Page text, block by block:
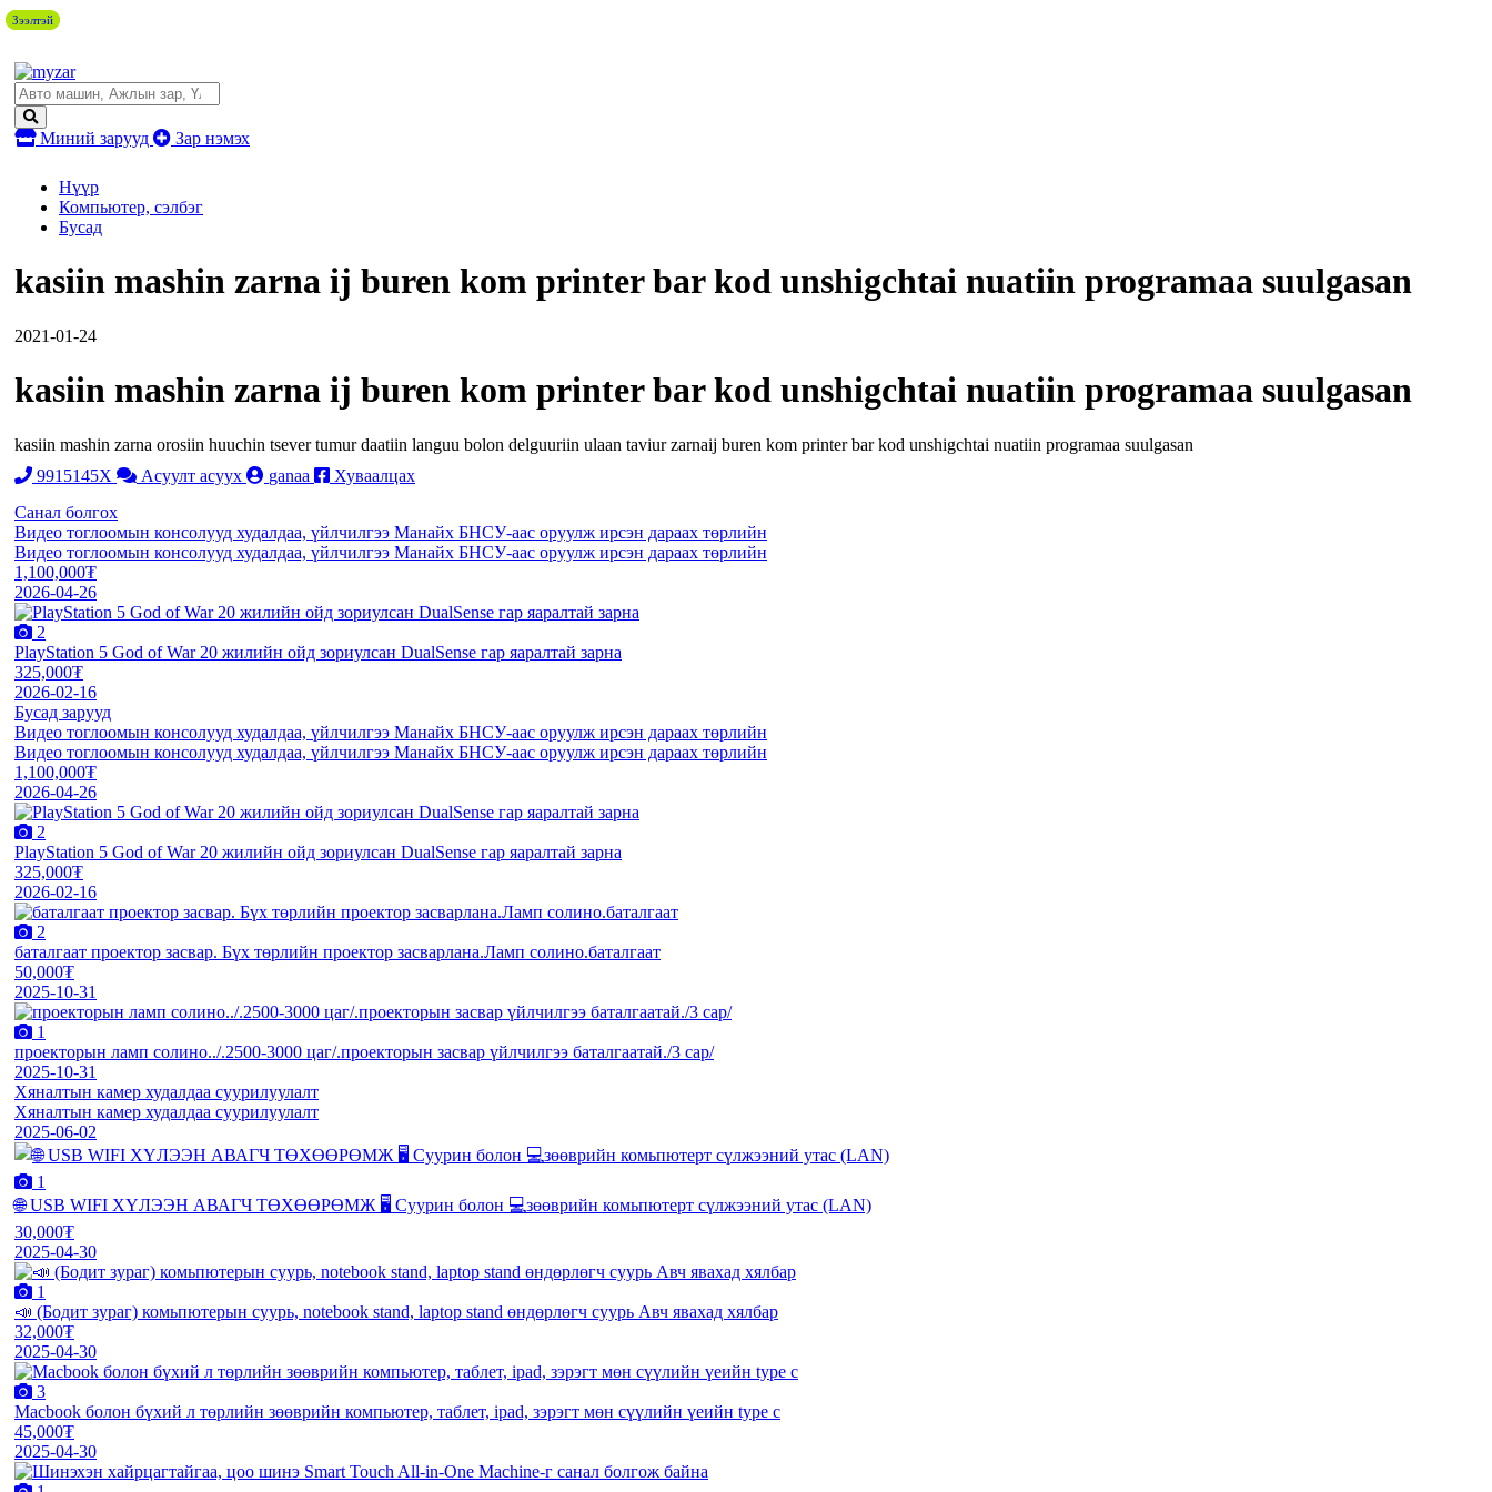
Миний зарууд Зар нэмэх
Нүүр
Компьютер, сэлбэг
Бусад
kasiin mashin zarna ij buren kom printer bar kod unshigchtai nuatiin programaa suulgasan
2021-01-24
kasiin mashin zarna ij buren kom printer bar kod unshigchtai nuatiin programaa suulgasan
kasiin mashin zarna orosiin huuchin tsever tumur daatiin languu bolon delguuriin ulaan taviur zarnaij buren kom printer bar kod unshigchtai nuatiin programaa suulgasan
9915145X
Асуулт асуух ganaa
Хуваалцах
Санал болгох
Видео тоглоомын консолууд худалдаа, үйлчилгээ Манайх БНСУ-аас оруулж ирсэн дараах төрлийн
Зээлтэй
Видео тоглоомын консолууд худалдаа, үйлчилгээ Манайх БНСУ-аас оруулж ирсэн дараах төрлийн
1,100,000₮
2026-04-26
2
PlayStation 5 God of War 20 жилийн ойд зориулсан DualSense гар яаралтай зарна
325,000₮
2026-02-16
Бусад зарууд
Видео тоглоомын консолууд худалдаа, үйлчилгээ Манайх БНСУ-аас оруулж ирсэн дараах төрлийн
Зээлтэй
Видео тоглоомын консолууд худалдаа, үйлчилгээ Манайх БНСУ-аас оруулж ирсэн дараах төрлийн
1,100,000₮
2026-04-26
2
PlayStation 5 God of War 20 жилийн ойд зориулсан DualSense гар яаралтай зарна
325,000₮
2026-02-16
2
баталгаат проектор засвар. Бүх төрлийн проектор засварлана.Ламп солино.баталгаат
50,000₮
2025-10-31
1
проекторын ламп солино../.2500-3000 цаг/.проекторын засвар үйлчилгээ баталгаатай./3 сар/
2025-10-31
Хяналтын камер худалдаа суурилуулалт
Хяналтын камер худалдаа суурилуулалт
2025-06-02
1
🌐 USB WIFI ХҮЛЭЭН АВАГЧ ТӨХӨӨРӨМЖ 🖥 Суурин болон 💻зөөврийн комьпютерт сүлжээний утас (LAN)
30,000₮
2025-04-30
1
📣 (Бодит зураг) комьпютерын суурь, notebook stand, laptop stand өндөрлөгч суурь Авч явахад хялбар
32,000₮
2025-04-30
3
Macbook болон бүхий л төрлийн зөөврийн компьютер, таблет, ipad, зэрэгт мөн сүүлийн үеийн type c
45,000₮
2025-04-30